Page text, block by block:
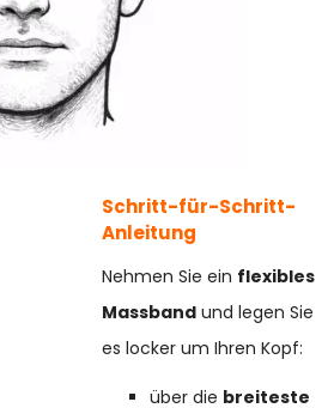
Schritt-für-Schritt-
Anleitung
Nehmen Sie ein flexibles
Massband und legen Sie
es locker um Ihren Kopf:
über die breiteste